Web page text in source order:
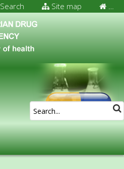
…
Site map
Search